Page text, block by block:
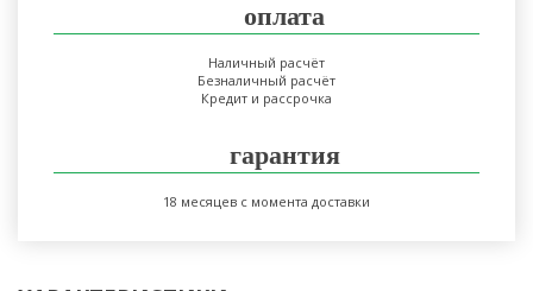
оплата
Наличный расчёт
Безналичный расчёт
Кредит и рассрочка
гарантия
18 месяцев с момента доставки